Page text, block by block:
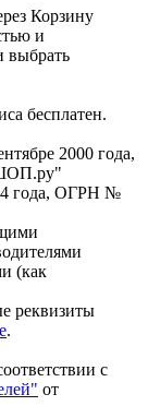
Корзину
и
выбрать
бесплатен.
2000 года,
года, ОГРН №
(как
реквизиты
.
с
от